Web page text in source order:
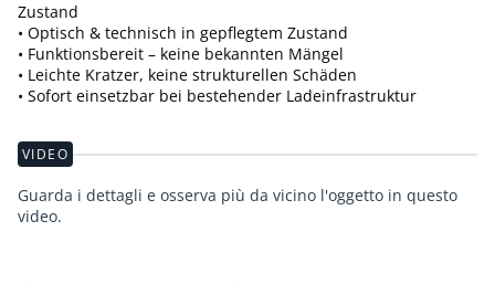
Zustand
• Optisch & technisch in gepflegtem Zustand
• Funktionsbereit – keine bekannten Mängel
• Leichte Kratzer, keine strukturellen Schäden
• Sofort einsetzbar bei bestehender Ladeinfrastruktur
VIDEO
Guarda i dettagli e osserva più da vicino l'oggetto in questo
video.